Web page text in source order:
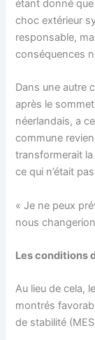
étant donné
choc extérieur
responsable,
conséquences
Dans une autre
après le
néerlandais, a
commune
transformerait
ce qui n’était
« Je ne peux
nous
Les conditions
Au lieu de cela,
montrés
de stabilité